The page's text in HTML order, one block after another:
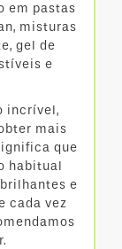
em pastas
misturas
gel de
e
incrível,
mais
que
habitual
e
cada vez